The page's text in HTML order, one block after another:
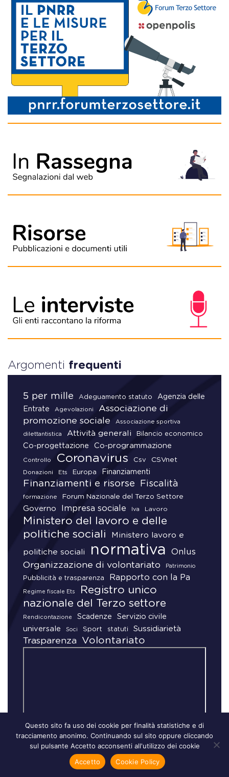
Argomenti frequenti
5 per mille Adeguamento statuto
Agenzia delle
Entrate
Agevolazioni
Associazione di
promozione sociale
Associazione sportiva
dilettantistica Attività generali Bilancio economico
Co-progettazione Co-programmazione
Controllo Coronavirus Csv CSVnet
Donazioni Ets Europa Finanziamenti
Finanziamenti e risorse Fiscalità
formazione Forum Nazionale del Terzo Settore
Governo Impresa sociale Iva Lavoro
Ministero del lavoro e delle
politiche sociali
Ministero lavoro e
politiche sociali normativa Onlus
Organizzazione di volontariato Patrimonio
Pubblicità e trasparenza Rapporto con la Pa
Regime fiscale Ets
Registro unico
nazionale del Terzo settore
Rendicontazione Scadenze
Servizio civile
universale
Soci Sport statuti Sussidiarietà
Trasparenza Volontariato
Questo sito fa uso dei cookie per finalità statistiche e di
tracciamento anonimo. Continuando sul sito oppure cliccando
sul pulsante Accetto acconsenti all'utilizzo dei cookie
Accetto
Cookie Policy